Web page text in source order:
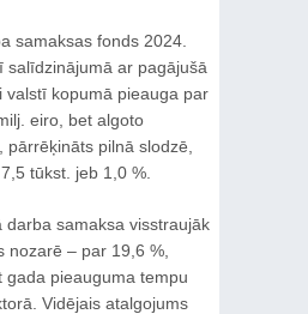
samaksas fonds 2024.
salīdzinājumā ar pagājušā
valstī kopumā pieauga par
eiro, bet algoto
pārrēķināts pilnā slodzē,
tūkst. jeb 1,0 %.
darba samaksa visstraujāk
nozarē – par 19,6 %,
gada pieauguma tempu
Vidējais atalgojums